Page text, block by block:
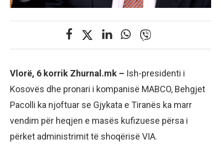
Vlorë, 6 korrik Zhurnal.mk – Ish-presidenti i
Kosovës dhe pronari i kompanisë MABCO, Behgjet
Pacolli ka njoftuar se Gjykata e Tiranës ka marr
vendim për heqjen e masës kufizuese përsa i
përket administrimit të shoqërisë VIA.